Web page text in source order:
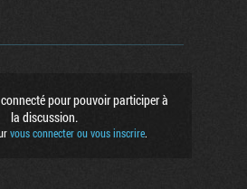
pour pouvoir participer à
la discussion.
vous connecter ou vous inscrire.